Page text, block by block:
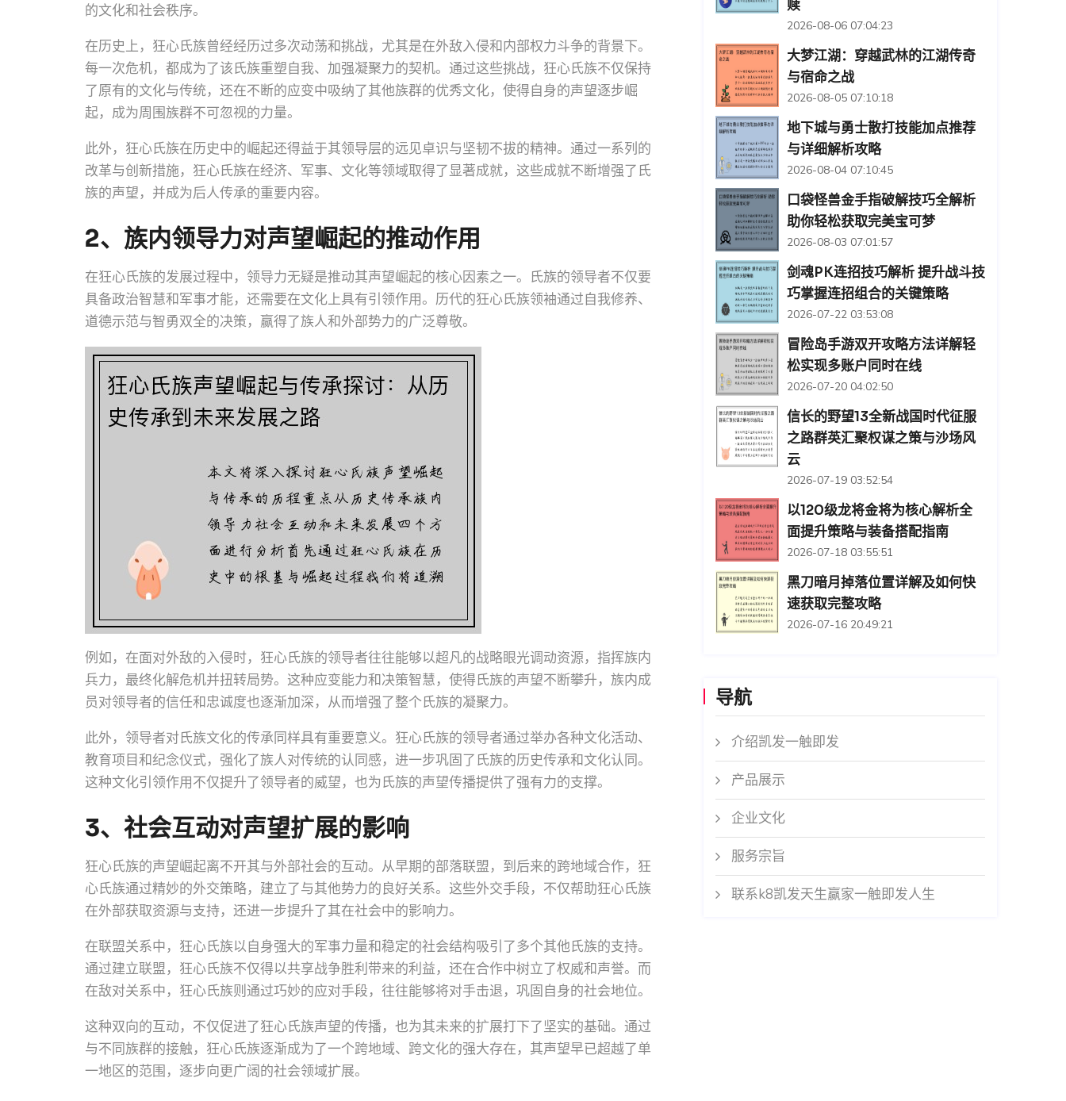
的文化和社会秩序。
在历史上，狂心氏族曾经经历过多次动荡和挑战，尤其是在外敌入侵和内部权力斗争的背景下。
每一次危机，都成为了该氏族重塑自我、加强凝聚力的契机。通过这些挑战，狂心氏族不仅保持
了原有的文化与传统，还在不断的应变中吸纳了其他族群的优秀文化，使得自身的声望逐步崛
起，成为周围族群不可忽视的力量。
此外，狂心氏族在历史中的崛起还得益于其领导层的远见卓识与坚韧不拔的精神。通过一系列的
改革与创新措施，狂心氏族在经济、军事、文化等领域取得了显著成就，这些成就不断增强了氏
族的声望，并成为后人传承的重要内容。
2、族内领导力对声望崛起的推动作用
在狂心氏族的发展过程中，领导力无疑是推动其声望崛起的核心因素之一。氏族的领导者不仅要
具备政治智慧和军事才能，还需要在文化上具有引领作用。历代的狂心氏族领袖通过自我修养、
道德示范与智勇双全的决策，赢得了族人和外部势力的广泛尊敬。
例如，在面对外敌的入侵时，狂心氏族的领导者往往能够以超凡的战略眼光调动资源，指挥族内
兵力，最终化解危机并扭转局势。这种应变能力和决策智慧，使得氏族的声望不断攀升，族内成
员对领导者的信任和忠诚度也逐渐加深，从而增强了整个氏族的凝聚力。
此外，领导者对氏族文化的传承同样具有重要意义。狂心氏族的领导者通过举办各种文化活动、
教育项目和纪念仪式，强化了族人对传统的认同感，进一步巩固了氏族的历史传承和文化认同。
这种文化引领作用不仅提升了领导者的威望，也为氏族的声望传播提供了强有力的支撑。
3、社会互动对声望扩展的影响
狂心氏族的声望崛起离不开其与外部社会的互动。从早期的部落联盟，到后来的跨地域合作，狂
心氏族通过精妙的外交策略，建立了与其他势力的良好关系。这些外交手段，不仅帮助狂心氏族
在外部获取资源与支持，还进一步提升了其在社会中的影响力。
在联盟关系中，狂心氏族以自身强大的军事力量和稳定的社会结构吸引了多个其他氏族的支持。
通过建立联盟，狂心氏族不仅得以共享战争胜利带来的利益，还在合作中树立了权威和声誉。而
在敌对关系中，狂心氏族则通过巧妙的应对手段，往往能够将对手击退，巩固自身的社会地位。
这种双向的互动，不仅促进了狂心氏族声望的传播，也为其未来的扩展打下了坚实的基础。通过
与不同族群的接触，狂心氏族逐渐成为了一个跨地域、跨文化的强大存在，其声望早已超越了单
一地区的范围，逐步向更广阔的社会领域扩展。
赎
2026-08-06 07:04:23
大梦江湖：穿越武林的江湖传奇
与宿命之战
2026-08-05 07:10:18
地下城与勇士散打技能加点推荐
与详细解析攻略
2026-08-04 07:10:45
口袋怪兽金手指破解技巧全解析
助你轻松获取完美宝可梦
2026-08-03 07:01:57
剑魂PK连招技巧解析 提升战斗技
巧掌握连招组合的关键策略
2026-07-22 03:53:08
冒险岛手游双开攻略方法详解轻
松实现多账户同时在线
2026-07-20 04:02:50
信长的野望13全新战国时代征服
之路群英汇聚权谋之策与沙场风
云
2026-07-19 03:52:54
以120级龙将金将为核心解析全
面提升策略与装备搭配指南
2026-07-18 03:55:51
黑刀暗月掉落位置详解及如何快
速获取完整攻略
2026-07-16 20:49:21
导航
介绍凯发一触即发
产品展示
企业文化
服务宗旨
联系k8凯发天生赢家一触即发人生